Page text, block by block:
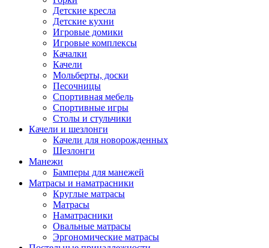
Детские кресла
Детские кухни
Игровые домики
Игровые комплексы
Качалки
Качели
Мольберты, доски
Песочницы
Спортивная мебель
Спортивные игры
Столы и стульчики
Качели и шезлонги
Качели для новорожденных
Шезлонги
Манежи
Бамперы для манежей
Матрасы и наматрасники
Круглые матрасы
Матрасы
Наматрасники
Овальные матрасы
Эргономические матрасы